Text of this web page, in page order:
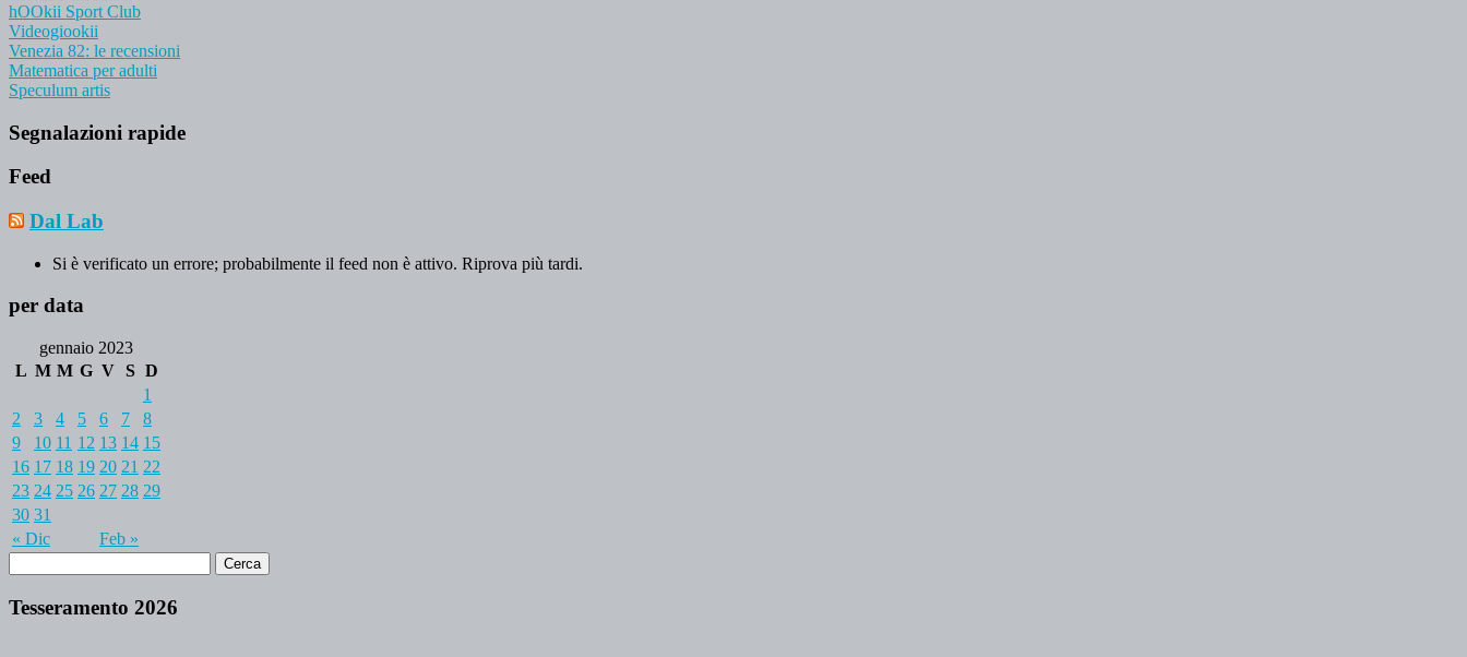
hOOkii Sport Club
Videogiookii
Venezia 82: le recensioni
Matematica per adulti
Speculum artis
Segnalazioni rapide
Feed
Dal Lab
Si è verificato un errore; probabilmente il feed non è attivo. Riprova più tardi.
per data
gennaio 2023
L M M G V S D
« Dic Feb »
1
2
3 4 5 6 7
8
9
10 11 12 13 14 15
16 17 18 19 20 21 22
23 24 25 26 27 28 29
30 31
Tesseramento 2026